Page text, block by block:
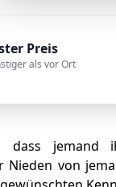
Preis
als vor Ort
jemand
Nieden von